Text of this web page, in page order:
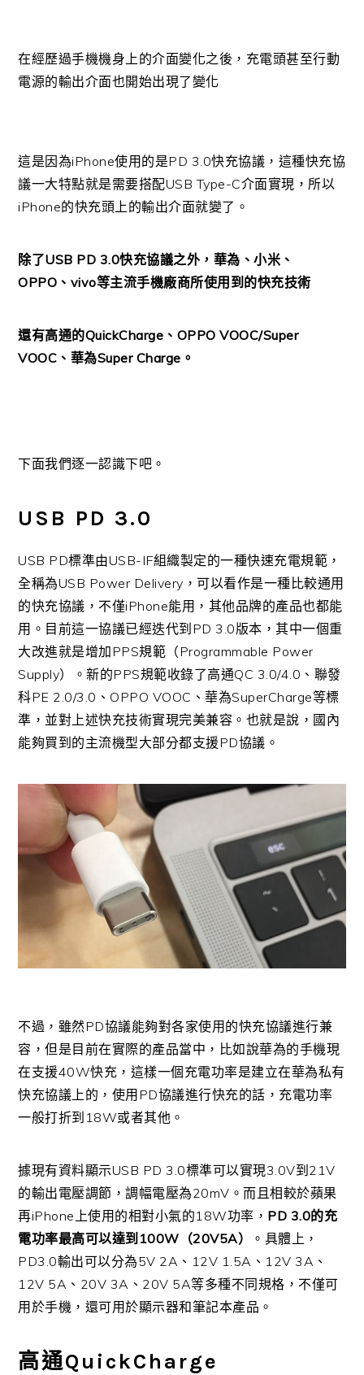
在經歷過手機機身上的介面變化之後，充電頭甚至行動
電源的輸出介面也開始出現了變化
這是因為iPhone使用的是PD 3.0快充協議，這種快充協
議一大特點就是需要搭配USB Type-C介面實現，所以
iPhone的快充頭上的輸出介面就變了。
除了USB PD 3.0快充協議之外，華為、小米、
OPPO、vivo等主流手機廠商所使用到的快充技術
還有高通的QuickCharge、OPPO VOOC/Super
VOOC、華為Super Charge。
下面我們逐一認識下吧。
USB PD 3.0
USB PD標準由USB-IF組織製定的一種快速充電規範，
全稱為USB Power Delivery，可以看作是一種比較通用
的快充協議，不僅iPhone能用，其他品牌的產品也都能
用。目前這一協議已經迭代到PD 3.0版本，其中一個重
大改進就是增加PPS規範（Programmable Power
Supply）。新的PPS規範收錄了高通QC 3.0/4.0、聯發
科PE 2.0/3.0、OPPO VOOC、華為SuperCharge等標
準，並對上述快充技術實現完美兼容。也就是說，國內
能夠買到的主流機型大部分都支援PD協議。
不過，雖然PD協議能夠對各家使用的快充協議進行兼
容，但是目前在實際的產品當中，比如說華為的手機現
在支援40W快充，這樣一個充電功率是建立在華為私有
快充協議上的，使用PD協議進行快充的話，充電功率
一般打折到18W或者其他。
據現有資料顯示USB PD 3.0標準可以實現3.0V到21V
的輸出電壓調節，調幅電壓為20mV。而且相較於蘋果
再iPhone上使用的相對小氣的18W功率， PD 3.0的充
電功率最高可以達到100W（20V5A）
。具體上，
PD3.0輸出可以分為5V 2A、12V 1.5A、12V 3A、
12V 5A、20V 3A、20V 5A等多種不同規格，不僅可
用於手機，還可用於顯示器和筆記本產品。
高通QuickCharge